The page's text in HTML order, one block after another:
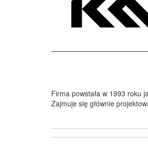
Firma powstała w 1993 roku
Zajmuje się głównie